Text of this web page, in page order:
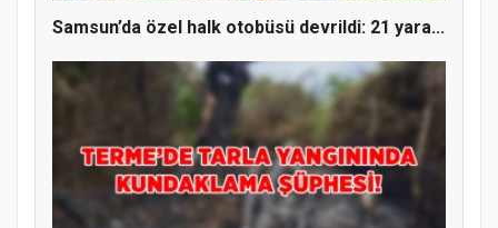
Samsun’da özel halk otobüsü devrildi: 21 yara...